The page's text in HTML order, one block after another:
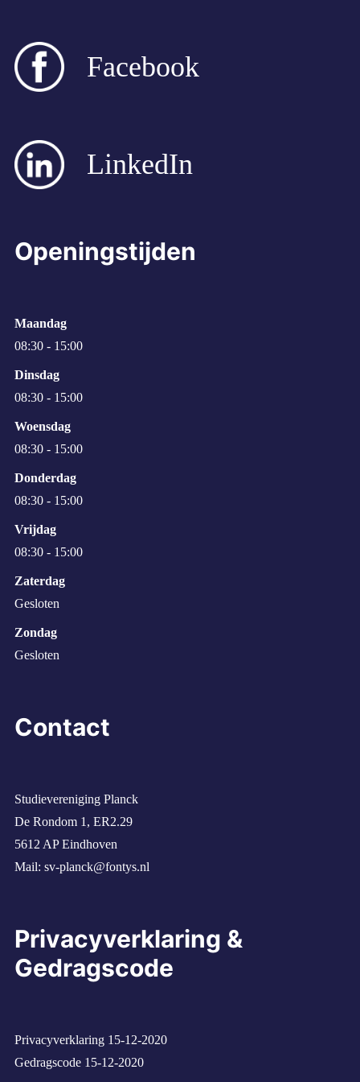
Facebook
LinkedIn
Openingstijden
Maandag
08:30 - 15:00
Dinsdag
08:30 - 15:00
Woensdag
08:30 - 15:00
Donderdag
08:30 - 15:00
Vrijdag
08:30 - 15:00
Zaterdag
Gesloten
Zondag
Gesloten
Contact
Studievereniging Planck
De Rondom 1, ER2.29
5612 AP Eindhoven
Mail: sv-planck@fontys.nl
Privacyverklaring &
Gedragscode
Privacyverklaring 15-12-2020
Gedragscode 15-12-2020